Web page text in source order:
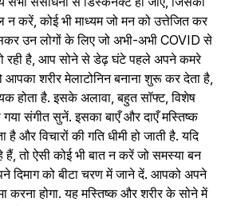
न करें, कोई भी माध्‍यम जो मन को उत्तेजित कर
उन लोगों के लिए जो अभी-अभी COVID से
रही है, आप सोने से डेढ़ घंटे पहले अपने कमरे
आपका शरीर मेलाटोनिन बनाना शुरू कर देता है,
होता है. इसके अलावा, बहुत सॉफ्ट, विशेष
संगीत सुनें. इसका बाएँ और दाएँ मस्तिष्क
है और विचारों की गति धीमी हो जाती है. यदि
तो ऐसी कोई भी बात न करें जो समस्या बन
को बीटा चरण में जाने दें. आपको अपने
करना होगा. यह मस्तिष्क और शरीर के सोने में